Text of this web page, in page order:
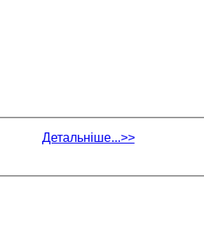
Детальніше...>>